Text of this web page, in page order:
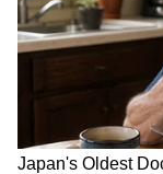
ಸೇತುವೆ
ಬಂದಾಗ ಗಮನಿಸಿ
ಇರುವ ಬಾಕ್ಸ್
ಹೋಗುವ